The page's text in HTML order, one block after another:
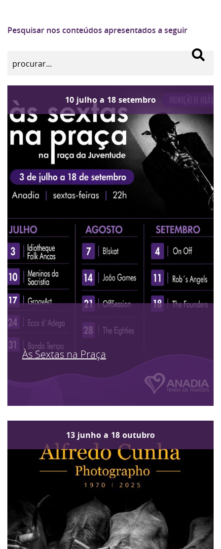
Pesquisar nos conteúdos apresentados a seguir
10 julho a 18 setembro
Às Sextas na Praça
13 junho a 18 outubro